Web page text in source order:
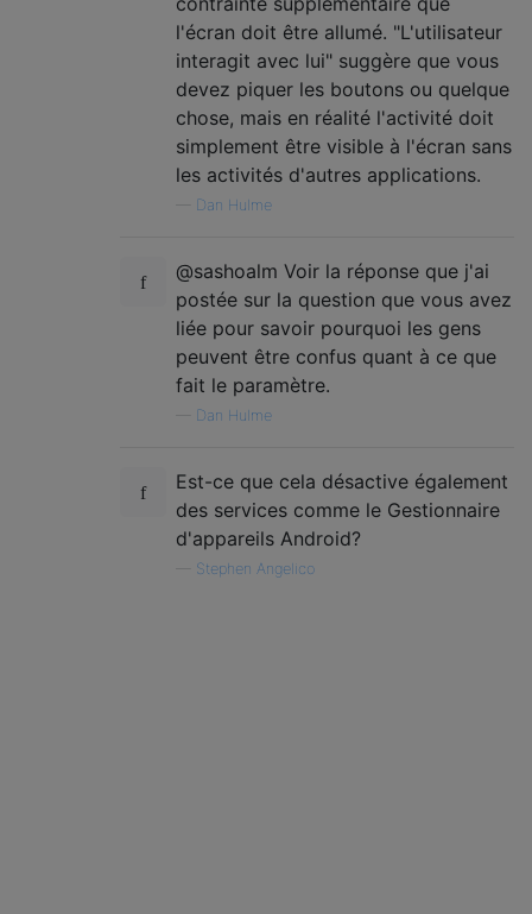
l'écran doit être allumé. "L'utilisateur
interagit avec lui" suggère que vous
devez piquer les boutons ou quelque
chose, mais en réalité l'activité doit
simplement être visible à l'écran sans
les activités d'autres applications.
Dan Hulme
@sashoalm Voir la réponse que j'ai
postée sur la question que vous avez
liée pour savoir pourquoi les gens
peuvent être confus quant à ce que
fait le paramètre.
Dan Hulme
Est-ce que cela désactive également
des services comme le Gestionnaire
d'appareils Android?
Stephen Angelico